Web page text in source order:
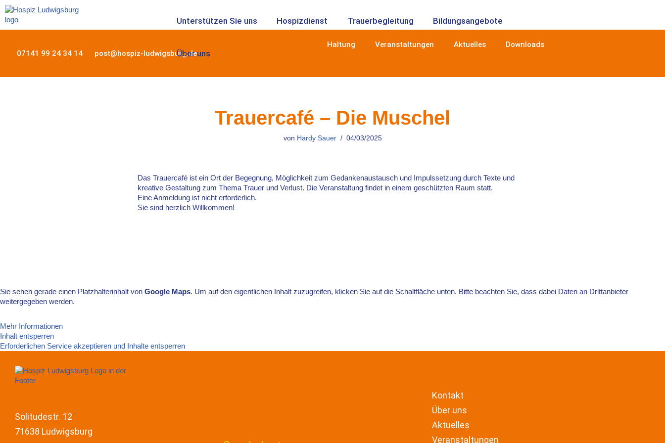
Zum
Unterstützen Sie uns Hospizdienst Trauerbegleitung Bildungsangebote
Über uns
07141 99 24 34 14 post@hospiz-ludwigsburg.de
Haltung Veranstaltungen Aktuelles Downloads
Trauercafé – Die Muschel
von Hardy Sauer 04/03/2025
Das Trauercafé ist ein Ort der Begegnung, Möglichkeit zum Gedankenaustausch und Impulssetzung durch Texte und
kreative Gestaltung zum Thema Trauer und Verlust. Die Veranstaltung findet in einem geschützten Raum statt.
Eine Anmeldung ist nicht erforderlich.
Sie sind herzlich Willkommen!
Sie sehen gerade einen Platzhalterinhalt von Google Maps. Um auf den eigentlichen Inhalt zuzugreifen, klicken Sie auf die Schaltfläche unten. Bitte beachten Sie, dass dabei Daten an Drittanbieter
weitergegeben werden.
Mehr Informationen
Inhalt entsperren
Erforderlichen Service akzeptieren und Inhalte entsperren
Solitudestr. 12
71638 Ludwigsburg
Kontakt
Über uns
Aktuelles
Veranstaltungen